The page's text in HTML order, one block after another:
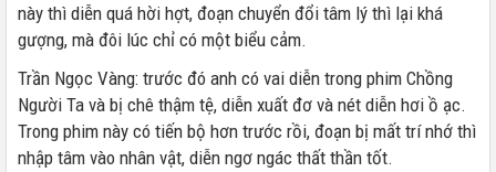
này thì diễn quá hời hợt, đoạn chuyển đổi tâm lý thì lại khá
gượng, mà đôi lúc chỉ có một biểu cảm.
Trần Ngọc Vàng: trước đó anh có vai diễn trong phim Chồng
Người Ta và bị chê thậm tệ, diễn xuất đơ và nét diễn hơi ồ ạc.
Trong phim này có tiến bộ hơn trước rồi, đoạn bị mất trí nhớ thì
nhập tâm vào nhân vật, diễn ngơ ngác thất thần tốt.